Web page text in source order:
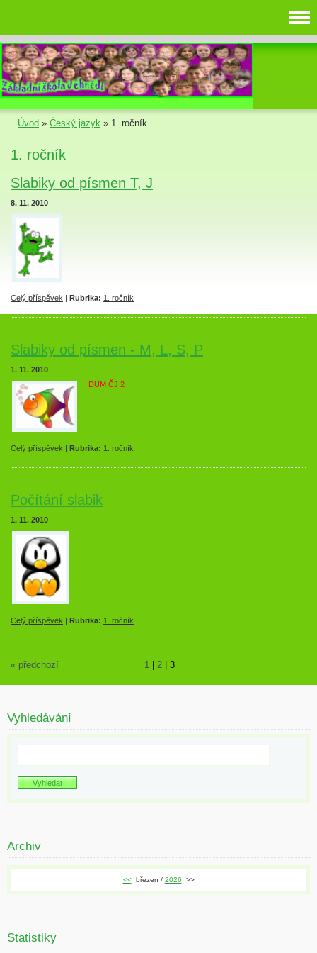
Úvod » Český jazyk » 1. ročník
1. ročník
Slabiky od písmen T, J
8. 11. 2010
Celý příspěvek | Rubrika: 1. ročník
Slabiky od písmen - M, L, S, P
1. 11. 2010
DUM ČJ 2
Celý příspěvek | Rubrika: 1. ročník
Počítání slabik
1. 11. 2010
Celý příspěvek | Rubrika: 1. ročník
« předchozí 1 2 3
Vyhledávání
Archiv
<< březen / 2026 >>
Statistiky